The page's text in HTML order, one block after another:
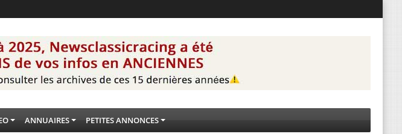
ANNUAIRES PETITES ANNONCES